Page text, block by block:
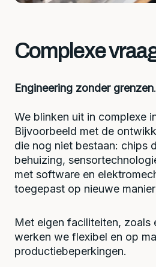
Complexe
Engineering zonder grenzen.
We blinken uit in complexe
Bijvoorbeeld met de
die nog niet bestaan: chips
behuizing,
met software en
toegepast op nieuwe
Met eigen faciliteiten, zoals
werken we flexibel en op
productiebeperkingen.